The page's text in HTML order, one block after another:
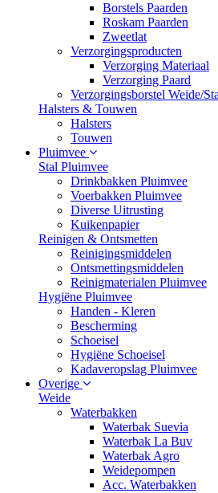
Borstels Paarden
Roskam Paarden
Zweetlat
Verzorgingsproducten
Verzorging Materiaal
Verzorging Paard
Verzorgingsborstel Weide/
Halsters & Touwen
Halsters
Touwen
Pluimvee
Stal Pluimvee
Drinkbakken Pluimvee
Voerbakken Pluimvee
Diverse Uitrusting
Kuikenpapier
Reinigen & Ontsmetten
Reinigingsmiddelen
Ontsmettingsmiddelen
Reinigmaterialen Pluimvee
Hygiëne Pluimvee
Handen - Kleren
Bescherming
Schoeisel
Hygiëne Schoeisel
Kadaveropslag Pluimvee
Overige
Weide
Waterbakken
Waterbak Suevia
Waterbak La Buv
Waterbak Agro
Weidepompen
Acc. Waterbakken